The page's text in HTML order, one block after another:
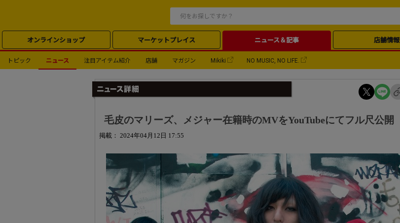
オンラインショップ マーケットプレイス ニュース＆記事 店舗情報
トピック ニュース 注目アイテム紹介 店舗 マガジン Mikiki NO MUSIC, NO LIFE.
毛皮のマリーズ、メジャー在籍時のMVをYouTubeにてフル尺公開
掲載： 2024年04月12日 17:55